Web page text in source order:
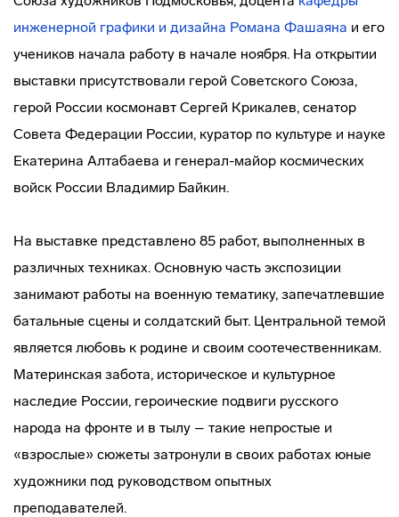
инженерной графики и дизайна Романа Фашаяна и его
учеников начала работу в начале ноября. На открытии
выставки присутствовали герой Советского Союза,
герой России космонавт Сергей Крикалев, сенатор
Совета Федерации России, куратор по культуре и науке
Екатерина Алтабаева и генерал-майор космических
войск России Владимир Байкин.
На выставке представлено 85 работ, выполненных в
различных техниках. Основную часть экспозиции
занимают работы на военную тематику, запечатлевшие
батальные сцены и солдатский быт. Центральной темой
является любовь к родине и своим соотечественникам.
Материнская забота, историческое и культурное
наследие России, героические подвиги русского
народа на фронте и в тылу – такие непростые и
«взрослые» сюжеты затронули в своих работах юные
художники под руководством опытных
преподавателей.